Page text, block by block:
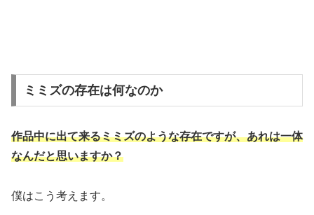
ミミズの存在は何なのか
作品中に出て来るミミズのような存在ですが、あれは一体
なんだと思いますか？
僕はこう考えます。